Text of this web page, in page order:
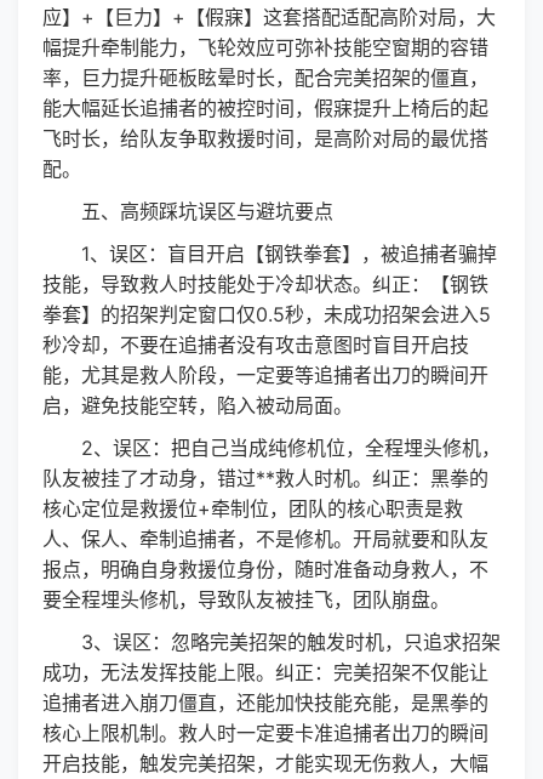
应】+【巨力】+【假寐】这套搭配适配高阶对局，大
幅提升牵制能力，飞轮效应可弥补技能空窗期的容错
率，巨力提升砸板眩晕时长，配合完美招架的僵直，
能大幅延长追捕者的被控时间，假寐提升上椅后的起
飞时长，给队友争取救援时间，是高阶对局的最优搭
配。
五、高频踩坑误区与避坑要点
1、误区：盲目开启【钢铁拳套】，被追捕者骗掉
技能，导致救人时技能处于冷却状态。纠正：【钢铁
拳套】的招架判定窗口仅0.5秒，未成功招架会进入5
秒冷却，不要在追捕者没有攻击意图时盲目开启技
能，尤其是救人阶段，一定要等追捕者出刀的瞬间开
启，避免技能空转，陷入被动局面。
2、误区：把自己当成纯修机位，全程埋头修机，
队友被挂了才动身，错过**救人时机。纠正：黑拳的
核心定位是救援位+牵制位，团队的核心职责是救
人、保人、牵制追捕者，不是修机。开局就要和队友
报点，明确自身救援位身份，随时准备动身救人，不
要全程埋头修机，导致队友被挂飞，团队崩盘。
3、误区：忽略完美招架的触发时机，只追求招架
成功，无法发挥技能上限。纠正：完美招架不仅能让
追捕者进入崩刀僵直，还能加快技能充能，是黑拳的
核心上限机制。救人时一定要卡准追捕者出刀的瞬间
开启技能，触发完美招架，才能实现无伤救人，大幅